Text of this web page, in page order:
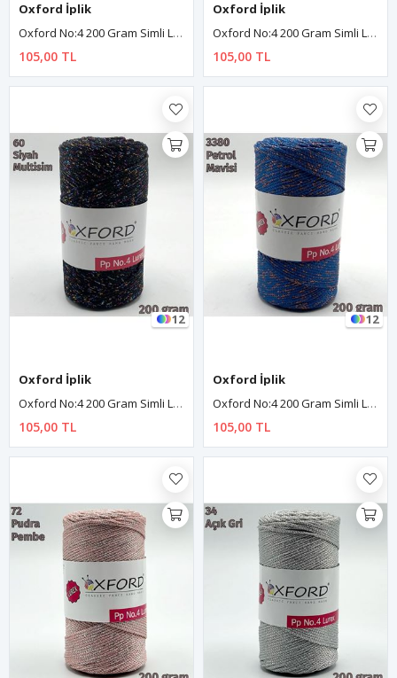
Oxford İplik
Oxford No:4 200 Gram Simli Lurex Makrome - Altın - 533
105,00 TL
Oxford İplik
Oxford No:4 200 Gram Simli Lurex Makrome - Taba - 2060
105,00 TL
12
Oxford İplik
Oxford No:4 200 Gram Simli Lurex Makrome - Siyah - Renkli Sim - 60
105,00 TL
12
Oxford İplik
Oxford No:4 200 Gram Simli Lurex Makrome - Petrol Mavi 3380
105,00 TL